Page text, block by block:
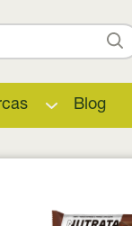
Blog